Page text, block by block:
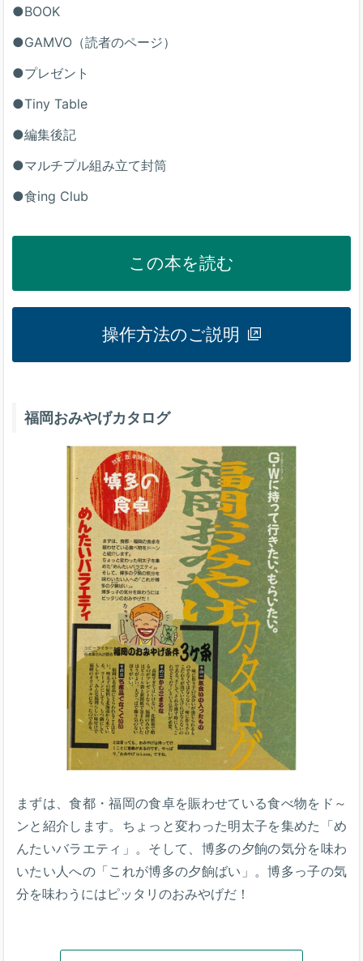
●BOOK
●GAMVO（読者のページ）
●プレゼント
●Tiny Table
●編集後記
●マルチプル組み立て封筒
●食ing Club
この本を読む
操作方法のご説明
福岡おみやげカタログ
まずは、食都・福岡の食卓を賑わせている食べ物をド～
ンと紹介します。ちょっと変わった明太子を集めた「め
んたいバラエティ」。そして、博多の夕餉の気分を味わ
いたい人への「これが博多の夕餉ばい」。博多っ子の気
分を味わうにはピッタリのおみやげだ！